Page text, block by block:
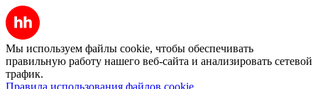
Мы используем файлы cookie, чтобы обеспечивать
правильную работу нашего веб-сайта и анализировать сетевой
трафик.
Правила использования файлов cookie